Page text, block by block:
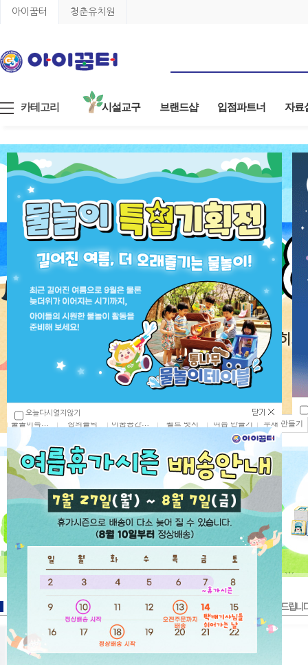
아이꿈터 청춘유치원
카테고리 시설교구 브랜드샵 입점파트너 자료
창의블럭 이꿈공간디자인 펠트 뱃지 여름 만들기 부채 만들기
MD추천상품 미리 준비해야 할 상품, 판매량UP 상품 등 아이꿈터MD가 소개해드립니
오늘다시열지않기